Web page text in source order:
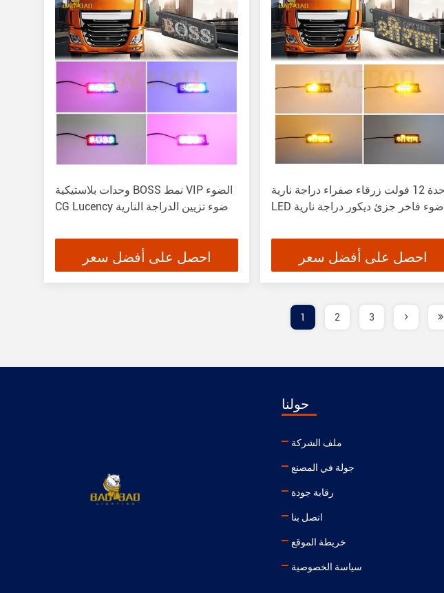
وحدات بلاستيكية BOSS نمط VIP الضوء
CG Lucency ضوء تزيين الدراجة النارية
احصل على أفضل سعر
وحدة 12 فولت زرقاء صفراء دراجة نارية
LED ضوء فاخر جزئ ديكور دراجة نارية
احصل على أفضل سعر
1 2 3
حولنا
ملف الشركة
جولة في المصنع
رقابة جودة
اتصل بنا
خريطة الموقع
سياسة الخصوصية